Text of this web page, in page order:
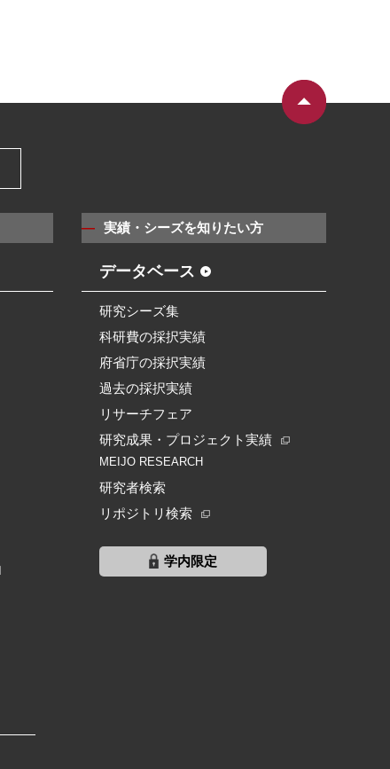
実績・シーズを知りたい方
データベース
研究シーズ集
科研費の採択実績
府省庁の採択実績
過去の採択実績
リサーチフェア
研究成果・プロジェクト実績
MEIJO RESEARCH
研究者検索
リポジトリ検索
学内限定